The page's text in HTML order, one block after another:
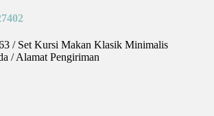
/ Set Kursi Makan Klasik Minimalis
/ Alamat Pengiriman